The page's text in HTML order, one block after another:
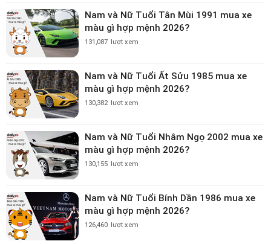
Nam và Nữ Tuổi Tân Mùi 1991 mua xe
màu gì hợp mệnh 2026?
131,087 lượt xem
Nam và Nữ Tuổi Ất Sửu 1985 mua xe
màu gì hợp mệnh 2026?
130,382 lượt xem
Nam và Nữ Tuổi Nhâm Ngọ 2002 mua xe
màu gì hợp mệnh 2026?
130,155 lượt xem
Nam và Nữ Tuổi Bính Dần 1986 mua xe
màu gì hợp mệnh 2026?
126,460 lượt xem